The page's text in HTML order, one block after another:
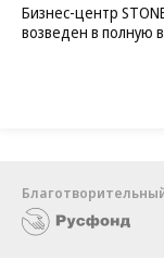
Бизнес-центр
возведен в полную